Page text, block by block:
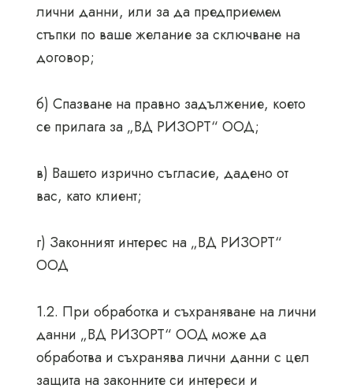
лични данни, или за да предприемем
стъпки по ваше желание за сключване на
договор;
б) Спазване на правно задължение, което
се прилага за „ВД РИЗОРТ“ ООД;
в) Вашето изрично съгласие, дадено от
вас, като клиент;
г) Законният интерес на „ВД РИЗОРТ“
ООД
1.2. При обработка и съхраняване на лични
данни „ВД РИЗОРТ“ ООД може да
обработва и съхранява лични данни с цел
защита на законните си интереси и